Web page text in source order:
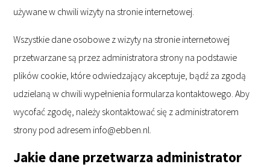
używane w chwili wizyty na stronie internetowej.
Wszystkie dane osobowe z wizyty na stronie internetowej
przetwarzane są przez administratora strony na podstawie
plików cookie, które odwiedzający akceptuje, bądź za zgodą
udzielaną w chwili wypełnienia formularza kontaktowego. Aby
wycofać zgodę, należy skontaktować się z administratorem
strony pod adresem info@ebben.nl.
Jakie dane przetwarza administrator